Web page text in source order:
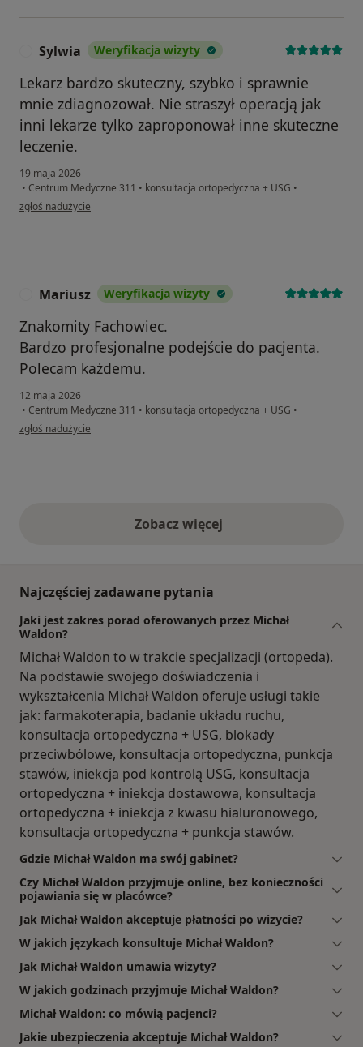
Sylwia Weryfikacja wizyty
Lekarz bardzo skuteczny, szybko i sprawnie
mnie zdiagnozował. Nie straszył operacją jak
inni lekarze tylko zaproponował inne skuteczne
leczenie.
19 maja 2026
• Centrum Medyczne 311 • konsultacja ortopedyczna + USG •
w opinii użytkownika Sylwia
zgłoś nadużycie
Mariusz Weryfikacja wizyty
Znakomity Fachowiec.
Bardzo profesjonalne podejście do pacjenta.
Polecam każdemu.
12 maja 2026
• Centrum Medyczne 311 • konsultacja ortopedyczna + USG •
w opinii użytkownika Mariusz
zgłoś nadużycie
Zobacz więcejopinie powyżej
Najczęściej zadawane pytania
Jaki jest zakres porad oferowanych przez Michał
Waldon?
Michał Waldon to w trakcie specjalizacji (ortopeda).
Na podstawie swojego doświadczenia i
wykształcenia Michał Waldon oferuje usługi takie
jak: farmakoterapia, badanie układu ruchu,
konsultacja ortopedyczna + USG, blokady
przeciwbólowe, konsultacja ortopedyczna, punkcja
stawów, iniekcja pod kontrolą USG, konsultacja
ortopedyczna + iniekcja dostawowa, konsultacja
ortopedyczna + iniekcja z kwasu hialuronowego,
konsultacja ortopedyczna + punkcja stawów.
Gdzie Michał Waldon ma swój gabinet?
Czy Michał Waldon przyjmuje online, bez konieczności
pojawiania się w placówce?
Jak Michał Waldon akceptuje płatności po wizycie?
W jakich językach konsultuje Michał Waldon?
Jak Michał Waldon umawia wizyty?
W jakich godzinach przyjmuje Michał Waldon?
Michał Waldon: co mówią pacjenci?
Jakie ubezpieczenia akceptuje Michał Waldon?